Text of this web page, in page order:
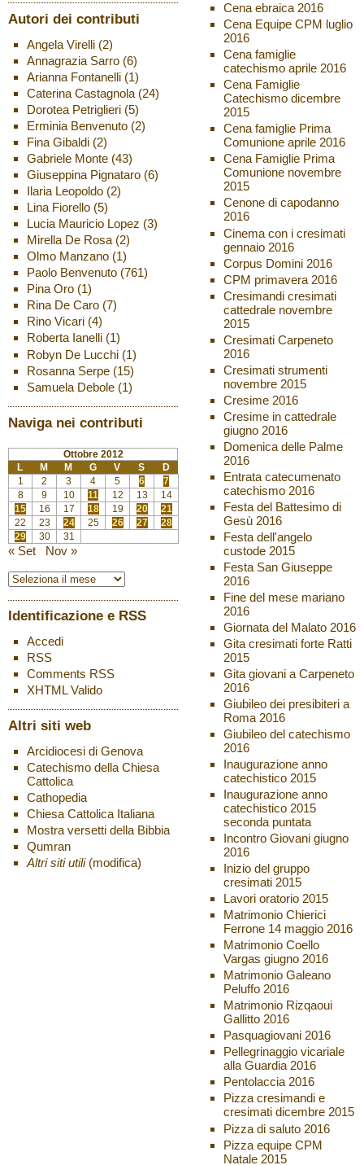
Autori dei contributi
Angela Virelli(2)
Annagrazia Sarro(6)
Arianna Fontanelli(1)
Caterina Castagnola(24)
Dorotea Petriglieri(5)
Erminia Benvenuto(2)
Fina Gibaldi(2)
Gabriele Monte(43)
Giuseppina Pignataro(6)
Ilaria Leopoldo(2)
Lina Fiorello(5)
Lucia Mauricio Lopez (3)
Mirella De Rosa(2)
Olmo Manzano(1)
Paolo Benvenuto(761)
Pina Oro(1)
Rina De Caro(7)
Rino Vicari(4)
Roberta Ianelli(1)
Robyn De Lucchi(1)
Rosanna Serpe(15)
Samuela Debole(1)
Naviga nei contributi
Ottobre 2012
L
M M G V S
D
1
2 3 4 5 6
7
8
9 10 11 12 13
14
15
16 17 18 19 20
21
22
23 24 25 26 27
28
29
30 31
« Set Nov »
Identificazione e RSS
Accedi
RSS
Comments RSS
XHTMLValido
Altri siti web
Arcidiocesi di Genova
Catechismo della Chiesa
Cattolica
Cathopedia
Chiesa Cattolica Italiana
Mostra versetti della Bibbia
Qumran
Altri siti utili (modifica)
Cena ebraica 2016
Cena Equipe CPM luglio
2016
Cena famiglie
catechismo aprile 2016
Cena Famiglie
Catechismo dicembre
2015
Cena famiglie Prima
Comunione aprile 2016
Cena Famiglie Prima
Comunione novembre
2015
Cenone di capodanno
2016
Cinema con i cresimati
gennaio 2016
Corpus Domini 2016
CPM primavera 2016
Cresimandi cresimati
cattedrale novembre
2015
Cresimati Carpeneto
2016
Cresimati strumenti
novembre 2015
Cresime 2016
Cresime in cattedrale
giugno 2016
Domenica delle Palme
2016
Entrata catecumenato
catechismo 2016
Festa del Battesimo di
Gesù 2016
Festa dell'angelo
custode 2015
Festa San Giuseppe
2016
Fine del mese mariano
2016
Giornata del Malato 2016
Gita cresimati forte Ratti
2015
Gita giovani a Carpeneto
2016
Giubileo dei presibiteri a
Roma 2016
Giubileo del catechismo
2016
Inaugurazione anno
catechistico 2015
Inaugurazione anno
catechistico 2015
seconda puntata
Incontro Giovani giugno
2016
Inizio del gruppo
cresimati 2015
Lavori oratorio 2015
Matrimonio Chierici
Ferrone 14 maggio 2016
Matrimonio Coello
Vargas giugno 2016
Matrimonio Galeano
Peluffo 2016
Matrimonio Rizqaoui
Gallitto 2016
Pasquagiovani 2016
Pellegrinaggio vicariale
alla Guardia 2016
Pentolaccia 2016
Pizza cresimandi e
cresimati dicembre 2015
Pizza di saluto 2016
Pizza equipe CPM
Natale 2015